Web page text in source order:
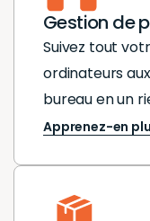
Gestion de
Suivez tout
ordinateurs
bureau en un
Apprenez-en